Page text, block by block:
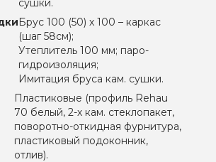
сушки.
Брус 100 (50) х 100 – каркас
(шаг 58см);
Утеплитель 100 мм; паро-
гидроизоляция;
Имитация бруса кам. сушки.
Пластиковые (профиль Rehau
70 белый, 2-х кам. стеклопакет,
поворотно-откидная фурнитура,
пластиковый подоконник,
отлив).